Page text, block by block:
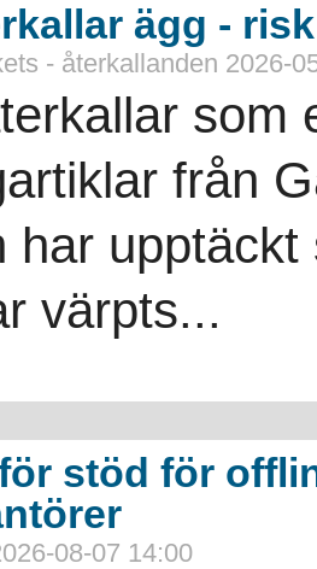
ägg -
- återkallanden 2026-
som
från
har
värpts...
stöd för
08-07 14:00